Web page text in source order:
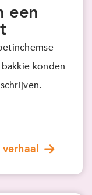
een
konden
verhaal